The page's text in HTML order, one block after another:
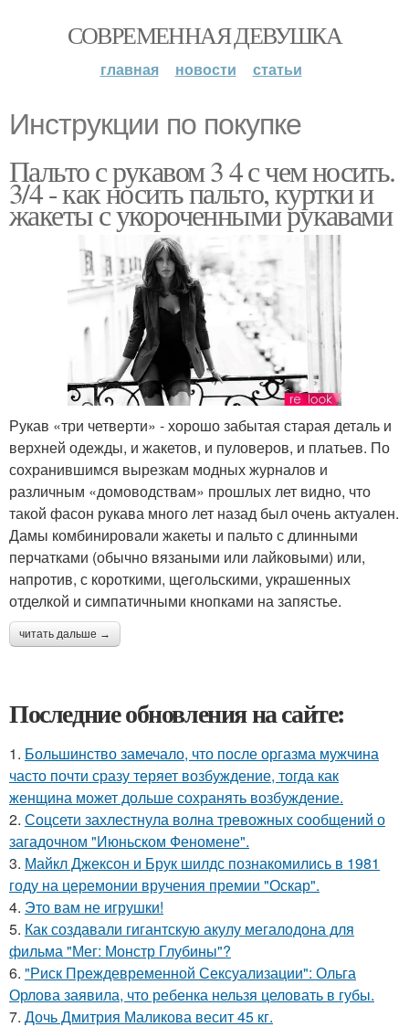
СОВРЕМЕННАЯ ДЕВУШКА
главная новости статьи
Инструкции по покупке
Пальто с рукавом 3 4 с чем носить.
3/4 - как носить пальто, куртки и
жакеты с укороченными рукавами
Рукав «три четверти» - хорошо забытая старая деталь и
верхней одежды, и жакетов, и пуловеров, и платьев. По
сохранившимся вырезкам модных журналов и
различным «домоводствам» прошлых лет видно, что
такой фасон рукава много лет назад был очень актуален.
Дамы комбинировали жакеты и пальто с длинными
перчатками (обычно вязаными или лайковыми) или,
напротив, с короткими, щегольскими, украшенных
отделкой и симпатичными кнопками на запястье.
читать дальше →
Последние обновления на сайте:
1. Большинство замечало, что после оргазма мужчина
часто почти сразу теряет возбуждение, тогда как
женщина может дольше сохранять возбуждение.
2. Соцсети захлестнула волна тревожных сообщений о
загадочном "Июньском Феномене".
3. Майкл Джексон и Брук шилдс познакомились в 1981
году на церемонии вручения премии "Оскар".
4. Это вам не игрушки!
5. Как создавали гигантскую акулу мегалодона для
фильма "Мег: Монстр Глубины"?
6. "Риск Преждевременной Сексуализации": Ольга
Орлова заявила, что ребенка нельзя целовать в губы.
7. Дочь Дмитрия Маликова весит 45 кг.